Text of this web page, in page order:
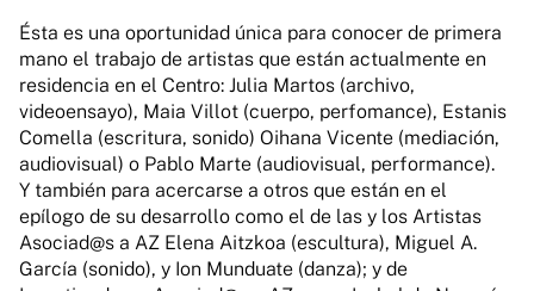
Ésta es una oportunidad única para conocer de primera
mano el trabajo de artistas que están actualmente en
residencia en el Centro: Julia Martos (archivo,
videoensayo), Maia Villot (cuerpo, perfomance), Estanis
Comella (escritura, sonido) Oihana Vicente (mediación,
audiovisual) o Pablo Marte (audiovisual, performance).
Y también para acercarse a otros que están en el
epílogo de su desarrollo como el de las y los Artistas
Asociad@s a AZ Elena Aitzkoa (escultura), Miguel A.
García (sonido), y Ion Munduate (danza); y de